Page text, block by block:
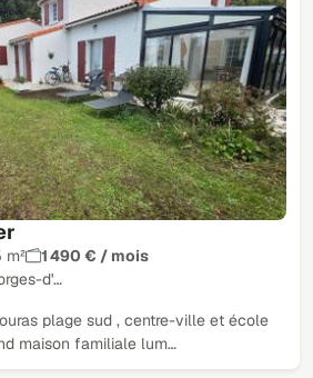
m²
1 490 € / mois
d'…
plage sud , centre-ville et école
maison familiale lum…